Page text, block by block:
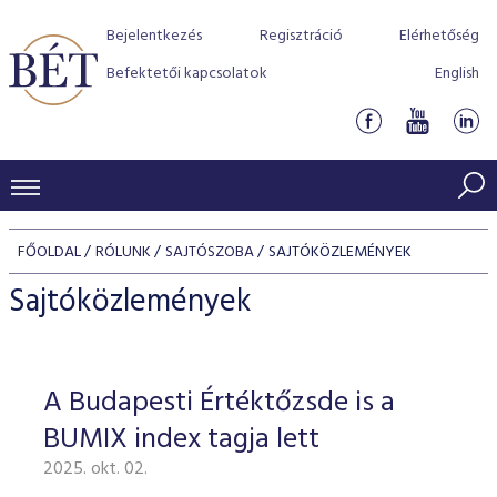
Bejelentkezés Regisztráció
Elérhetőség
Befektetői kapcsolatok
English
KERESKEDÉSI ADATOK
INDEXEK
Jelzáloglevél indexek
Vállalati kötvény indexek
Azonnali Piac
Részvények
Származékos piac
BEFEKTETŐK
Részvény szekció
Hitelpapír szekció
BÉT szabályzatok
Befektetővédelem
Alkalmazott díjstruktúra
Elszámolás
Részvény és vállalati kötvény tőzsdei bevezetését
program
BÉT Xtend - Részvénypiac egyszerűen
TŐZSDETAGOK
Tőzsdetagok, üzletkötők
VENDOROK
FŐOLDAL RÓLUNK SAJTÓSZOBA SAJTÓKÖZLEMÉNYEK
Sajtóközlemények
A Budapesti Értéktőzsde is a
BUMIX index tagja lett
2025. okt. 02.